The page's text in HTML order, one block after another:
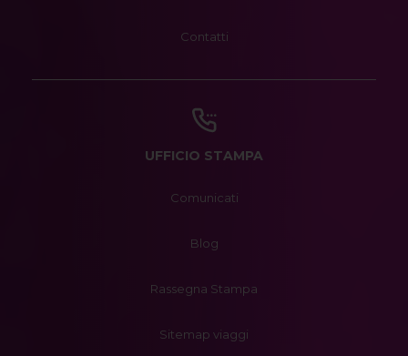
Contatti
UFFICIO STAMPA
Comunicati
Blog
Rassegna Stampa
Sitemap viaggi